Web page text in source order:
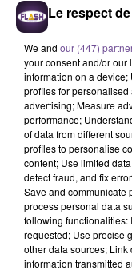
Un centre de
recherche
Un centre de loisirs
BAFA (H/F). Vos
activités en tenant
enfants et des
Le respect
We and our (447)
your consent and/or our
information on a
profiles for
advertising; Measure
performance;
of data from different
profiles to personalise
content; Use limited
detect fraud, and fix
Save and communicate
process personal data
following functionalities:
requested; Use precise
other data sources;
information transmitted